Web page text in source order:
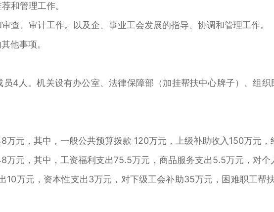
和管理工作。
查、审计工作。以及企、事业工会发展的指导、协调和管理工作。
他事项。
4人。机关设有办公室、法律保障部（加挂帮扶中心牌子）、组
万元，其中，一般公共预算拨款 120万元，上级补助收入150万元，
万元，其中，工资福利支出75.5万元，商品服务支出5.5万元，对
10万元，资本性支出3万元，对下级工会补助35万元，困难职工帮